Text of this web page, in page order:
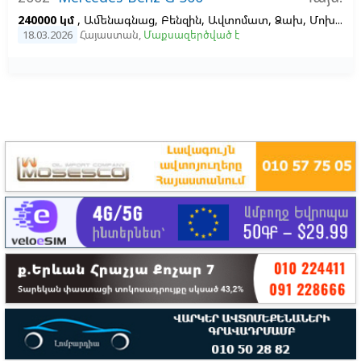
240000 կմ , Ամենագնաց, Բենզին, Ավտոմատ, Ձախ, Մոխրագույն
18.03.2026 Հայաստան, Մաքսազերծված է